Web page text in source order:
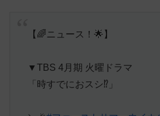
【🌈ニュース！🌟】
▼TBS 4月期 火曜ドラマ
「時すでにおスシ⁉︎」